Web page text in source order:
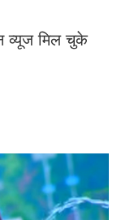
व्यूज मिल चुके